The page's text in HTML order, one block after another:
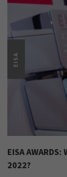
EISA
EISA AWARDS:
2022?